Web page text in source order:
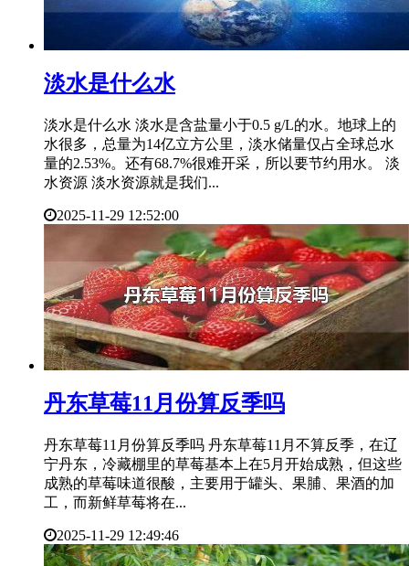
​淡水是什么水
淡水是什么水 淡水是含盐量小于0.5 g/L的水。地球上的
水很多，总量为14亿立方公里，淡水储量仅占全球总水
量的2.53%。还有68.7%很难开采，所以要节约用水。 淡
水资源 淡水资源就是我们...
2025-11-29 12:52:00
​丹东草莓11月份算反季吗
丹东草莓11月份算反季吗 丹东草莓11月不算反季，在辽
宁丹东，冷藏棚里的草莓基本上在5月开始成熟，但这些
成熟的草莓味道很酸，主要用于罐头、果脯、果酒的加
工，而新鲜草莓将在...
2025-11-29 12:49:46